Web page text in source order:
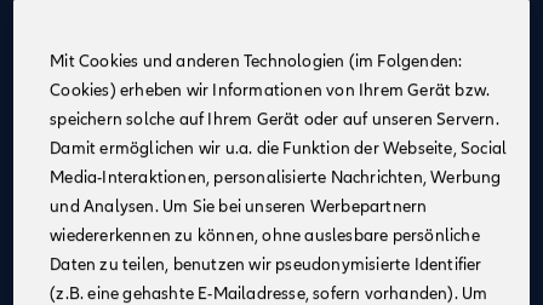
Führungskräfte, Vertriebsspezialist:innen und
Trainer:innen
Persönliche Begleitung: Mentor:in während der
gesamten Traineezeit
Networking: Teilnahme an exklusiven Networking
Events
Flexibler Einsatzort
: Arbeiten je nach
Kundenbedürfnissen in der Agentur oder mobil
Mit Cookies und anderen Technologien (im Folgenden:
Cookies) erheben wir Informationen von Ihrem Gerät bzw.
speichern solche auf Ihrem Gerät oder auf unseren Servern.
Damit ermöglichen wir u.a. die Funktion der Webseite, Social
Media-Interaktionen, personalisierte Nachrichten, Werbung
und Analysen. Um Sie bei unseren Werbepartnern
wiedererkennen zu können, ohne auslesbare persönliche
Daten zu teilen, benutzen wir pseudonymisierte Identifier
(z.B. eine gehashte E-Mailadresse, sofern vorhanden). Um